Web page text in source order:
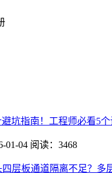
坑指南！工程师必看5个
01-04 阅读：3468
层板通道隔离不足？多